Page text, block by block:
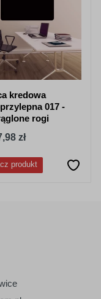
kredowa
017 -
rogi
zł
produkt